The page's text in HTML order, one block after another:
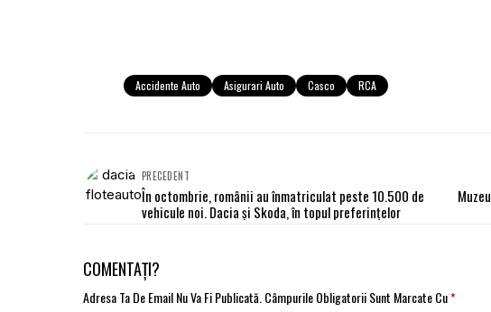
Accidente Auto Asigurari Auto Casco RCA
PRECEDENT
În octombrie, românii au înmatriculat peste 10.500 de
vehicule noi. Dacia şi Skoda, în topul preferinţelor
COMENTAȚI?
Adresa Ta De Email Nu Va Fi Publicată. Câmpurile Obligatorii Sunt Marcate Cu*